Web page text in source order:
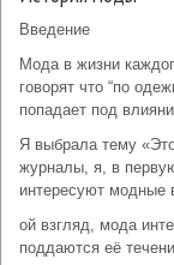
Введение
Мода в жизни
говорят что “по
попадает под
Я выбрала тему
журналы, я, в
интересуют
ой взгляд, мода
поддаются её